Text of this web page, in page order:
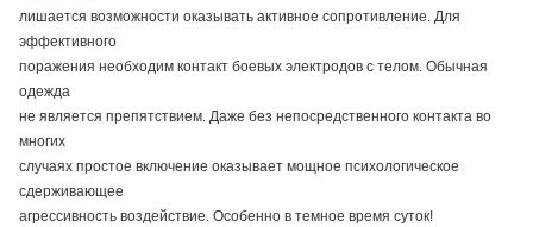
лишается возможности оказывать активное сопротивление. Для
эффективного
поражения необходим контакт боевых электродов с телом. Обычная
одежда
не является препятствием. Даже без непосредственного контакта во
многих
случаях простое включение оказывает мощное психологическое
сдерживающее
агрессивность воздействие. Особенно в темное время суток!